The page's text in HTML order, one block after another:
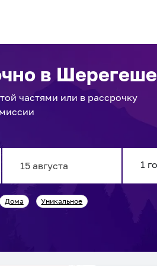
в Шерегеше
частями или в рассрочку
backward
Дома Уникальное